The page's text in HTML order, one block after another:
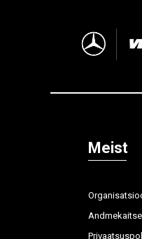
Meist
Andmekaitse